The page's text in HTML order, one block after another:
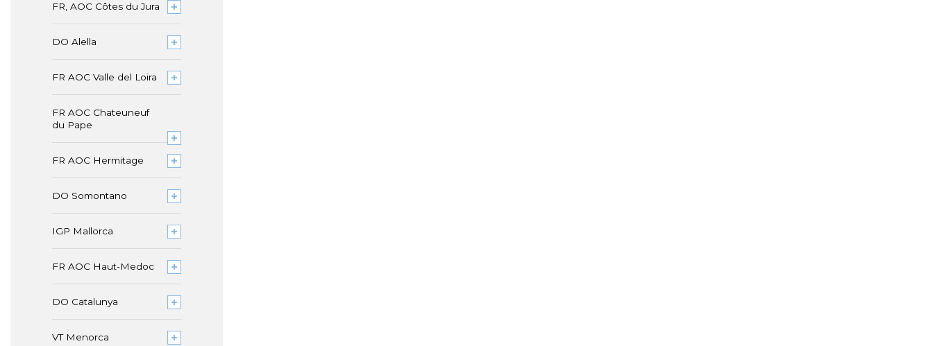
FR, AOC Côtes du Jura
DO Alella
FR AOC Valle del Loira
FR AOC Chateuneuf
du Pape
FR AOC Hermitage
DO Somontano
IGP Mallorca
FR AOC Haut-Medoc
DO Catalunya
VT Menorca